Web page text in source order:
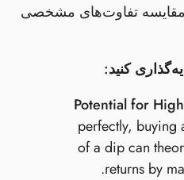
مقایسه تفاوت‌های مشخصی
کنید:
Potential for
perfectly, buying
of a dip can
returns by